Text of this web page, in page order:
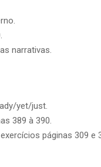
narrativas.
yet/just.
389 à 390.
páginas 309 e